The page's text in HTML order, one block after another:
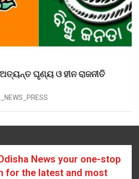
ଘୃଣ୍ୟ ଓ ହୀନ ରାଜନୀତି
News your one-stop
for the latest and most